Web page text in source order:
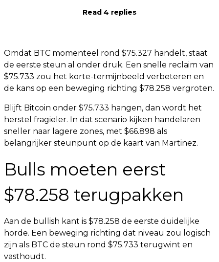
Read 4 replies
Omdat BTC momenteel rond $75.327 handelt, staat
de eerste steun al onder druk. Een snelle reclaim van
$75.733 zou het korte-termijnbeeld verbeteren en
de kans op een beweging richting $78.258 vergroten.
Blijft Bitcoin onder $75.733 hangen, dan wordt het
herstel fragieler. In dat scenario kijken handelaren
sneller naar lagere zones, met $66.898 als
belangrijker steunpunt op de kaart van Martinez.
Bulls moeten eerst
$78.258 terugpakken
Aan de bullish kant is $78.258 de eerste duidelijke
horde. Een beweging richting dat niveau zou logisch
zijn als BTC de steun rond $75.733 terugwint en
vasthoudt.